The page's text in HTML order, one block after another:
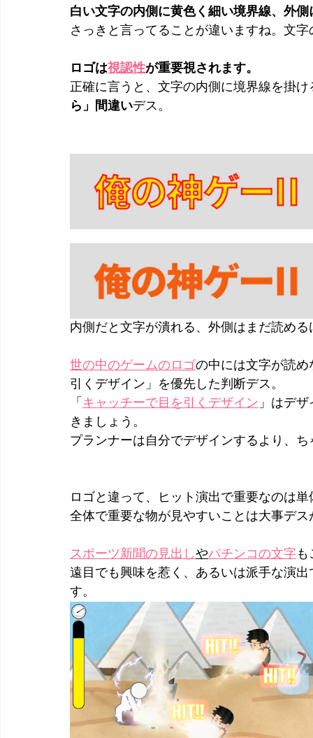
白い文字の内側に黄色く細い境界線、外
さっきと言ってることが違いますね。文
ロゴは視認性が重要視されます。
正確に言うと、文字の内側に境界線を掛け
ら」間違いデス。
内側だと文字が潰れる、外側はまだ読め
世の中のゲームのロゴの中には文字が読
引くデザイン」を優先した判断デス。
「 キャッチーで目を引くデザイン」はデザ
きましょう。
プランナーは自分でデザインするより、
ロゴと違って、ヒット演出で重要なのは
全体で重要な物が見やすいことは大事デ
スポーツ新聞の見出しやパチンコの文字
遠目でも興味を惹く、あるいは派手な演
す。